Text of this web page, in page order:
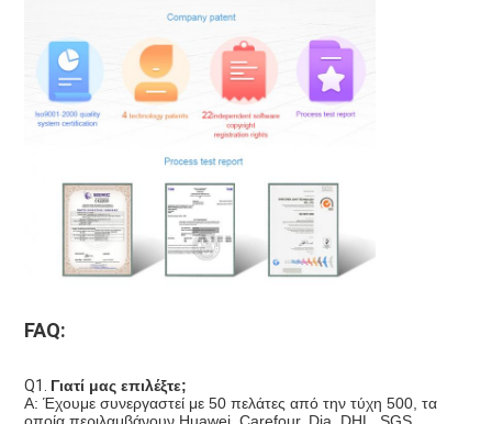
FAQ:
Q1. Γιατί μας επιλέξτε;
Α: Έχουμε συνεργαστεί με 50 πελάτες από την τύχη 500, τα